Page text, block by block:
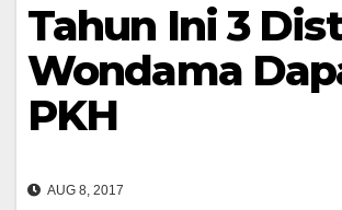
Tahun Ini 3
Wondama
PKH
AUG 8, 2017